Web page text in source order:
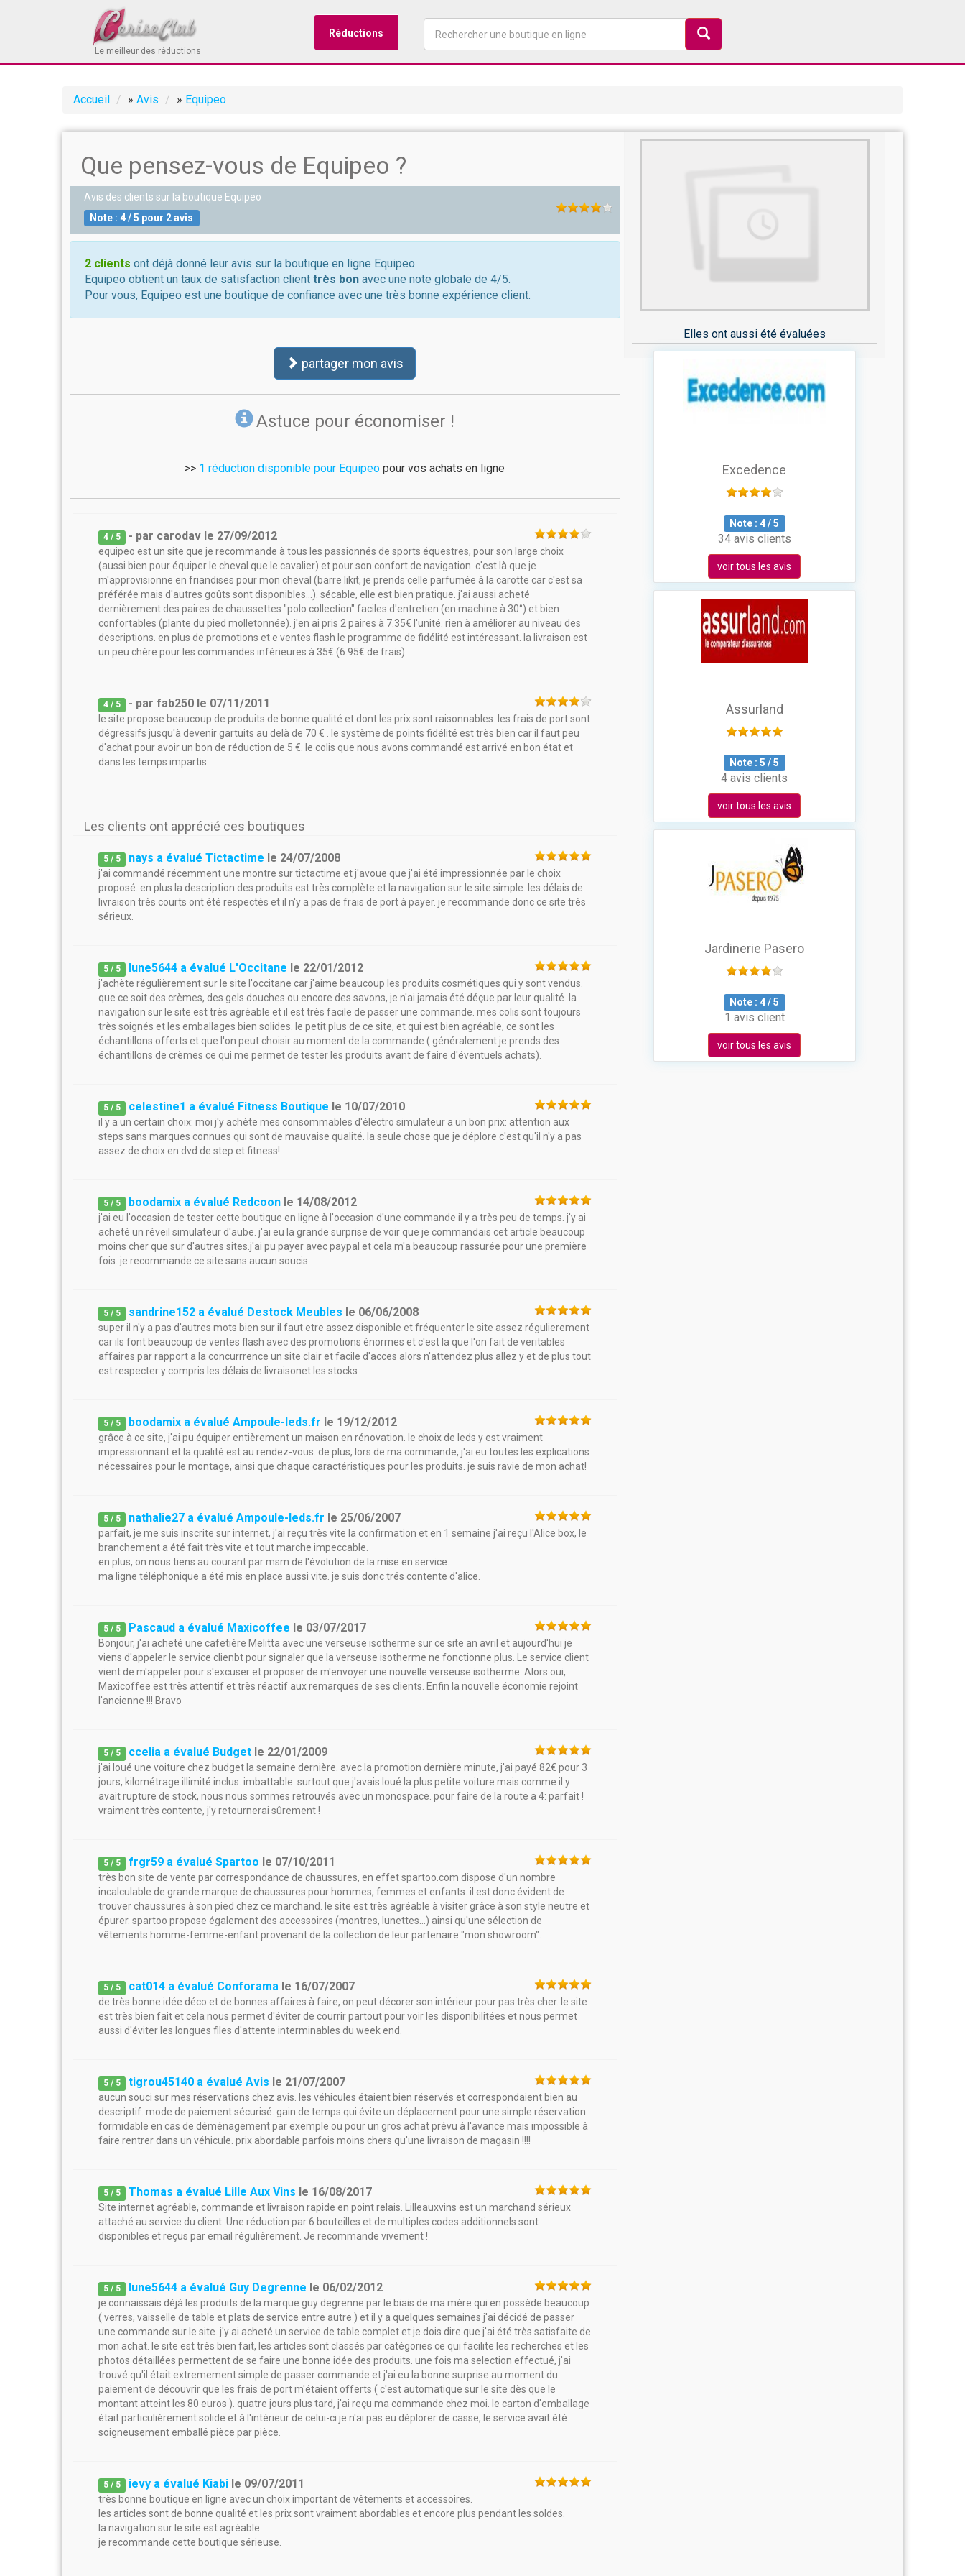
Le meilleur des réductions
Réductions
Accueil » Avis » Equipeo
Que pensez-vous de Equipeo ?
Avis des clients sur la boutique Equipeo
Note : 4/5 pour 2avis
2 clients ont déjà donné leur avis sur la boutique en ligne Equipeo
Equipeo obtient un taux de satisfaction client très bon avec une note globale de 4/5.
Pour vous, Equipeo est une boutique de confiance avec une très bonne expérience client.
partager mon avis
Astuce pour économiser !
>> 1 réduction disponible pour Equipeo pour vos achats en ligne
4 / 5 - par carodav le 27/09/2012
equipeo est un site que je recommande à tous les passionnés de sports équestres, pour son large choix
(aussi bien pour équiper le cheval que le cavalier) et pour son confort de navigation. c'est là que je
m'approvisionne en friandises pour mon cheval (barre likit, je prends celle parfumée à la carotte car c'est sa
préférée mais d'autres goûts sont disponibles...). sécable, elle est bien pratique. j'ai aussi acheté
dernièrement des paires de chaussettes "polo collection" faciles d'entretien (en machine à 30°) et bien
confortables (plante du pied molletonnée). j'en ai pris 2 paires à 7.35€ l'unité. rien à améliorer au niveau des
descriptions. en plus de promotions et e ventes flash le programme de fidélité est intéressant. la livraison est
un peu chère pour les commandes inférieures à 35€ (6.95€ de frais).
4 / 5 - parfab250 le 07/11/2011
le site propose beaucoup de produits de bonne qualité et dont les prix sont raisonnables. les frais de port sont
dégressifs jusqu'à devenir gartuits au delà de 70 € . le système de points fidélité est très bien car il faut peu
d'achat pour avoir un bon de réduction de 5 €. le colis que nous avons commandé est arrivé en bon état et
dans les temps impartis.
Les clients ont apprécié ces boutiques
5 / 5 nays a évalué Tictactime le 24/07/2008
j'ai commandé récemment une montre sur tictactime et j'avoue que j'ai été impressionnée par le choix
proposé. en plus la description des produits est très complète et la navigation sur le site simple. les délais de
livraison très courts ont été respectés et il n'y a pas de frais de port à payer. je recommande donc ce site très
sérieux.
5 / 5 lune5644 a évalué L'Occitane le 22/01/2012
j'achète régulièrement sur le site l'occitane car j'aime beaucoup les produits cosmétiques qui y sont vendus.
que ce soit des crèmes, des gels douches ou encore des savons, je n'ai jamais été déçue par leur qualité. la
navigation sur le site est très agréable et il est très facile de passer une commande. mes colis sont toujours
très soignés et les emballages bien solides. le petit plus de ce site, et qui est bien agréable, ce sont les
échantillons offerts et que l'on peut choisir au moment de la commande ( généralement je prends des
échantillons de crèmes ce qui me permet de tester les produits avant de faire d'éventuels achats).
5 / 5 celestine1 a évalué Fitness Boutique le 10/07/2010
il y a un certain choix: moi j'y achète mes consommables d'électro simulateur a un bon prix: attention aux
steps sans marques connues qui sont de mauvaise qualité. la seule chose que je déplore c'est qu'il n'y a pas
assez de choix en dvd de step et fitness!
5 / 5 boodamix a évalué Redcoon le 14/08/2012
j'ai eu l'occasion de tester cette boutique en ligne à l'occasion d'une commande il y a très peu de temps. j'y ai
acheté un réveil simulateur d'aube. j'ai eu la grande surprise de voir que je commandais cet article beaucoup
moins cher que sur d'autres sites.j'ai pu payer avec paypal et cela m'a beaucoup rassurée pour une première
fois. je recommande ce site sans aucun soucis.
5 / 5 sandrine152 a évalué Destock Meubles le 06/06/2008
super il n'y a pas d'autres mots bien sur il faut etre assez disponible et fréquenter le site assez régulierement
car ils font beaucoup de ventes flash avec des promotions énormes et c'est la que l'on fait de veritables
affaires par rapport a la concurrrence un site clair et facile d'acces alors n'attendez plus allez y et de plus tout
est respecter y compris les délais de livraisonet les stocks
5 / 5 boodamix a évalué Ampoule-leds.fr le 19/12/2012
grâce à ce site, j'ai pu équiper entièrement un maison en rénovation. le choix de leds y est vraiment
impressionnant et la qualité est au rendez-vous. de plus, lors de ma commande, j'ai eu toutes les explications
nécessaires pour le montage, ainsi que chaque caractéristiques pour les produits. je suis ravie de mon achat!
5 / 5 nathalie27 a évalué Ampoule-leds.fr le 25/06/2007
parfait, je me suis inscrite sur internet, j'ai reçu très vite la confirmation et en 1 semaine j'ai reçu l'Alice box, le
branchement a été fait très vite et tout marche impeccable.
en plus, on nous tiens au courant par msm de l'évolution de la mise en service.
ma ligne téléphonique a été mis en place aussi vite. je suis donc trés contente d'alice.
5 / 5 Pascaud a évalué Maxicoffee le 03/07/2017
Bonjour, j'ai acheté une cafetière Melitta avec une verseuse isotherme sur ce site an avril et aujourd'hui je
viens d'appeler le service clienbt pour signaler que la verseuse isotherme ne fonctionne plus. Le service client
vient de m'appeler pour s'excuser et proposer de m'envoyer une nouvelle verseuse isotherme. Alors oui,
Maxicoffee est très attentif et très réactif aux remarques de ses clients. Enfin la nouvelle économie rejoint
l'ancienne !!! Bravo
5 / 5 ccelia a évalué Budget le 22/01/2009
j'ai loué une voiture chez budget la semaine dernière. avec la promotion dernière minute, j'ai payé 82€ pour 3
jours, kilométrage illimité inclus. imbattable. surtout que j'avais loué la plus petite voiture mais comme il y
avait rupture de stock, nous nous sommes retrouvés avec un monospace. pour faire de la route a 4: parfait !
vraiment très contente, j'y retournerai sûrement !
5 / 5 frgr59 a évalué Spartoo le 07/10/2011
très bon site de vente par correspondance de chaussures, en effet spartoo.com dispose d'un nombre
incalculable de grande marque de chaussures pour hommes, femmes et enfants. il est donc évident de
trouver chaussures à son pied chez ce marchand. le site est très agréable à visiter grâce à son style neutre et
épurer. spartoo propose également des accessoires (montres, lunettes...) ainsi qu'une sélection de
vêtements homme-femme-enfant provenant de la collection de leur partenaire "mon showroom".
5 / 5 cat014 a évalué Conforama le 16/07/2007
de très bonne idée déco et de bonnes affaires à faire, on peut décorer son intérieur pour pas très cher. le site
est très bien fait et cela nous permet d'éviter de courrir partout pour voir les disponibilitées et nous permet
aussi d'éviter les longues files d'attente interminables du week end.
5 / 5 tigrou45140 a évalué Avis le 21/07/2007
aucun souci sur mes réservations chez avis. les véhicules étaient bien réservés et correspondaient bien au
descriptif. mode de paiement sécurisé. gain de temps qui évite un déplacement pour une simple réservation.
formidable en cas de déménagement par exemple ou pour un gros achat prévu à l'avance mais impossible à
faire rentrer dans un véhicule. prix abordable parfois moins chers qu'une livraison de magasin !!!!
5 / 5 Thomas a évalué Lille Aux Vins le 16/08/2017
Site internet agréable, commande et livraison rapide en point relais. Lilleauxvins est un marchand sérieux
attaché au service du client. Une réduction par 6 bouteilles et de multiples codes additionnels sont
disponibles et reçus par email régulièrement. Je recommande vivement !
5 / 5 lune5644 a évalué Guy Degrenne le 06/02/2012
je connaissais déjà les produits de la marque guy degrenne par le biais de ma mère qui en possède beaucoup
( verres, vaisselle de table et plats de service entre autre ) et il y a quelques semaines j'ai décidé de passer
une commande sur le site. j'y ai acheté un service de table complet et je dois dire que j'ai été très satisfaite de
mon achat. le site est très bien fait, les articles sont classés par catégories ce qui facilite les recherches et les
photos détaillées permettent de se faire une bonne idée des produits. une fois ma selection effectué, j'ai
trouvé qu'il était extremement simple de passer commande et j'ai eu la bonne surprise au moment du
paiement de découvrir que les frais de port m'étaient offerts ( c'est automatique sur le site dès que le
montant atteint les 80 euros ). quatre jours plus tard, j'ai reçu ma commande chez moi. le carton d'emballage
était particulièrement solide et à l'intérieur de celui-ci je n'ai pas eu déplorer de casse, le service avait été
soigneusement emballé pièce par pièce.
5 / 5 ievy a évalué Kiabi le 09/07/2011
très bonne boutique en ligne avec un choix important de vêtements et accessoires.
les articles sont de bonne qualité et les prix sont vraiment abordables et encore plus pendant les soldes.
la navigation sur le site est agréable.
je recommande cette boutique sérieuse.
Elles ont aussi été évaluées
Excedence
Note : 4/5
34 avis clients
voir tous les avis
Assurland
Note :5 /5
4 avis clients
voir tous les avis
Jardinerie Pasero
Note : 4/5
1 avis client
voir tous les avis